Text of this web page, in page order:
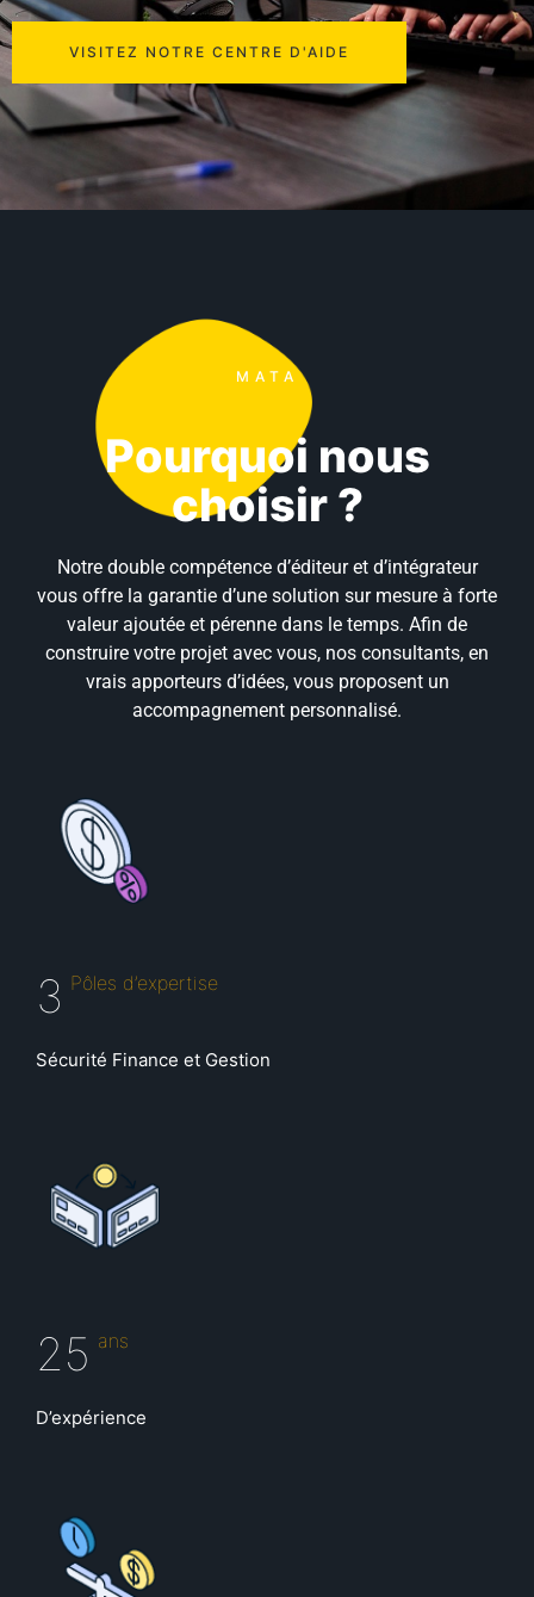
VISITEZ NOTRE CENTRE D'AIDE
MATA
Pourquoi nous
choisir ?
Notre double compétence d’éditeur et d’intégrateur
vous offre la garantie d’une solution sur mesure à forte
valeur ajoutée et pérenne dans le temps. Afin de
construire votre projet avec vous, nos consultants, en
vrais apporteurs d’idées, vous proposent un
accompagnement personnalisé.
3 Pôles d’expertise
Sécurité Finance et Gestion
25 ans
D’expérience